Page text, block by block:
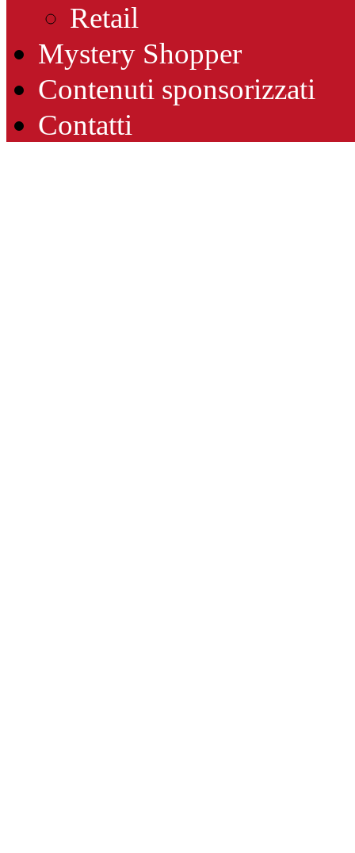
Retail
Mystery Shopper
Contenuti sponsorizzati
Contatti